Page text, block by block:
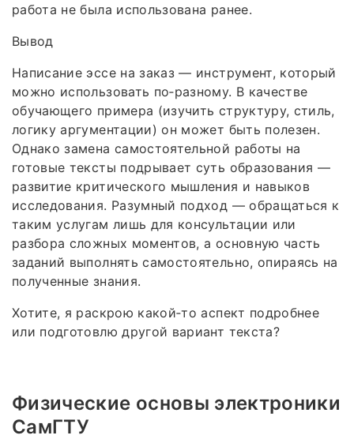
работа не была использована ранее.
Вывод
Написание эссе на заказ — инструмент, который
можно использовать по‑разному. В качестве
обучающего примера (изучить структуру, стиль,
логику аргументации) он может быть полезен.
Однако замена самостоятельной работы на
готовые тексты подрывает суть образования —
развитие критического мышления и навыков
исследования. Разумный подход — обращаться к
таким услугам лишь для консультации или
разбора сложных моментов, а основную часть
заданий выполнять самостоятельно, опираясь на
полученные знания.
Хотите, я раскрою какой‑то аспект подробнее
или подготовлю другой вариант текста?
Физические основы электроники
СамГТУ